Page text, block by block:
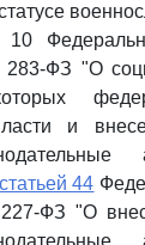
10
283-ФЗ "О
и
статьей 44
ФЗ "О